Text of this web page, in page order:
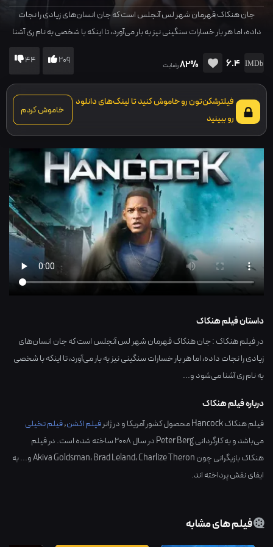
جان هنکاک قهرمان شهر لس آنجلس است که جان انسان‌های زیادی را نجات
داده، اما هر بار خسارات سنگینی نیز به بار می‌آورد، تا اینکه با شخصی به نام ری آشنا
6.4
82%رضایت 209
44
فیلترشکن‌تون رو خاموش کنید تا لینک‌های دانلود
رو ببینید
خاموش کردم
داستان فیلم هنکاک
در فیلم هنکاک : جان هنکاک قهرمان شهر لس آنجلس است که جان انسان‌های
زیادی را نجات داده، اما هر بار خسارات سنگینی نیز به بار می‌آورد، تا اینکه با شخصی
به نام ری آشنا می‌شود و...
درباره فیلم هنکاک
فیلم هنکاک Hancock محصول کشور آمریکاو در ژانرفیلم اکشن,فیلم تخیلی
می‌باشد و به کارگردانیPeter Bergدر سال2008ساخته شده است. در فیلم
هنکاک بازیگرانی چون
Akiva Goldsman،Brad Leland،Charlize Theron
و... به
ایفای نقش پرداخته اند.
فیلم های مشابه